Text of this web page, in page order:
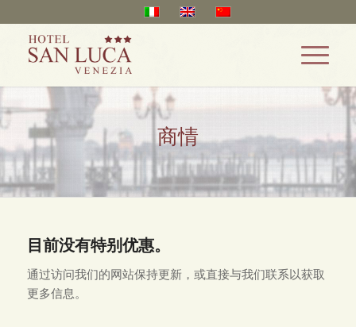
商情
目前没有特别优惠。
通过访问我们的网站保持更新，或直接与我们联系以获取
更多信息。